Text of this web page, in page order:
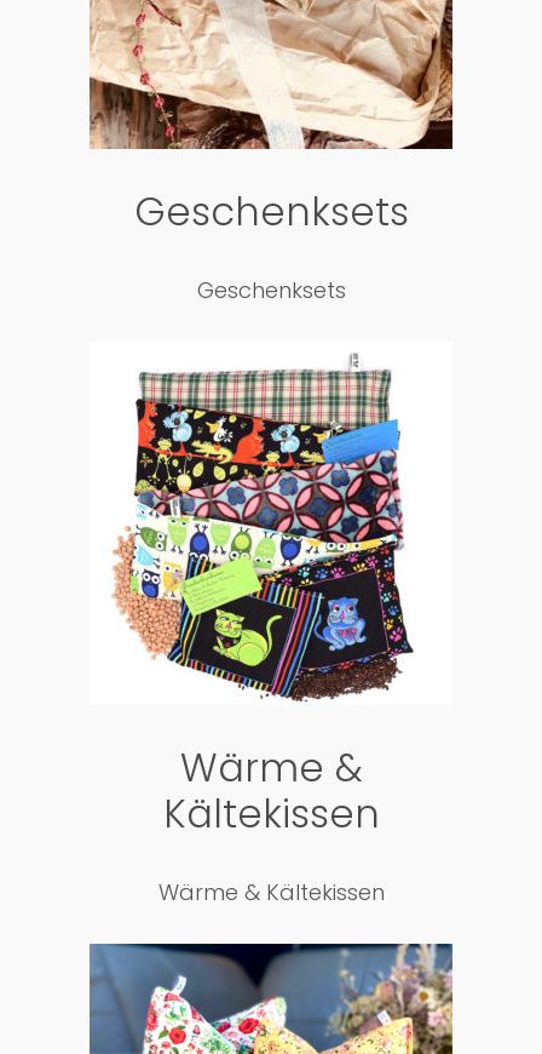
Geschenksets
Geschenksets
Wärme &
Kältekissen
Wärme & Kältekissen